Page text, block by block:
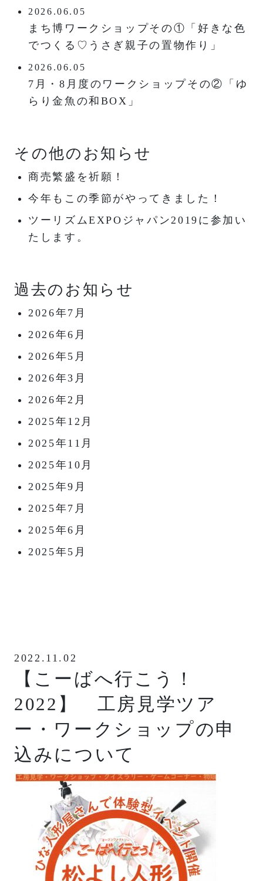
2026.06.05
まち博ワークショップその①「好きな色
でつくる♡うさぎ親子の置物作り」
2026.06.05
7月・8月度のワークショップその②「ゆ
らり金魚の和BOX」
その他のお知らせ
商売繁盛を祈願！
今年もこの季節がやってきました！
ツーリズムEXPOジャパン2019に参加い
たします。
過去のお知らせ
2026年7月
2026年6月
2026年5月
2026年3月
2026年2月
2025年12月
2025年11月
2025年10月
2025年9月
2025年7月
2025年6月
2025年5月
2022.11.02
【こーばへ行こう！
2022】 工房見学ツア
ー・ワークショップの申
込みについて